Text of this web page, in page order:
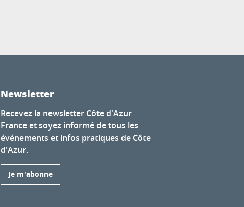
Newsletter
Recevez la newsletter Côte d'Azur
France et soyez informé de tous les
événements et infos pratiques de Côte
d'Azur.
Je m'abonne